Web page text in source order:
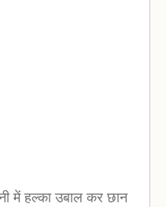
में हल्का उबाल कर छान